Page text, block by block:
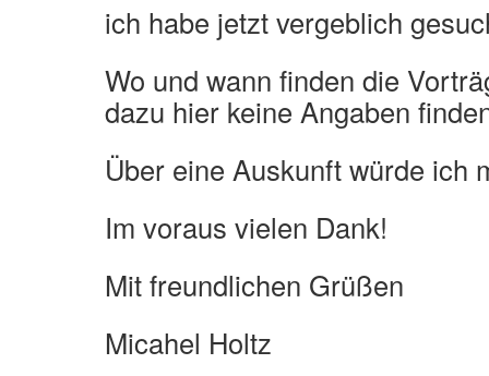
ich habe jetzt vergeblich
Wo und wann finden die
dazu hier keine Angaben
Über eine Auskunft würde ich
Im voraus vielen Dank!
Mit freundlichen Grüßen
Micahel Holtz